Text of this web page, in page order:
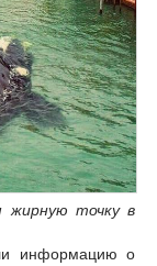
жирную точку в
информацию о